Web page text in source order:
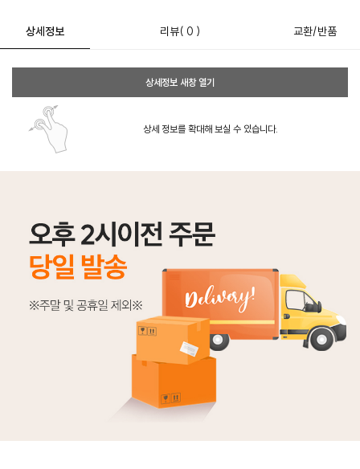
상세정보 리뷰( 0 ) 교환/반품
상세정보 새창 열기
상세 정보를 확대해 보실 수 있습니다.